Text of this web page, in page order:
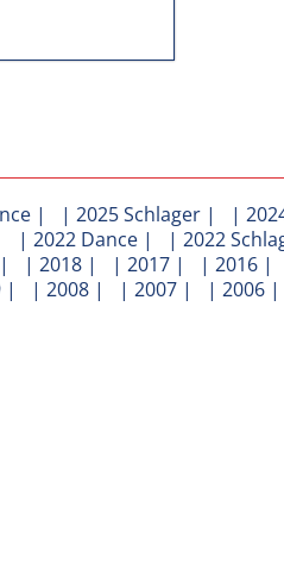
| | 2025 Schlager | |
| 2022 Dance | | 2022
| | 2018 | | 2017 | | 2016 |
| | 2008 | | 2007 | | 2006